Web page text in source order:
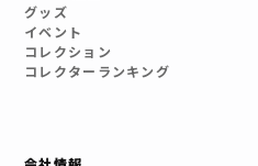
グッズ
イベント
コレクション
コレクターランキング